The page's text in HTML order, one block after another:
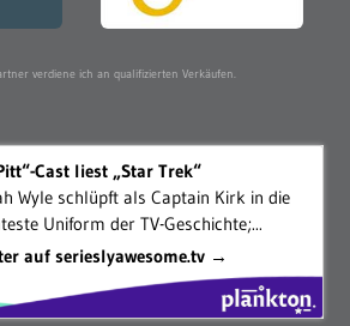
verdiene ich an qualifizierten Verkäufen.
Cast liest „Star Trek“
Wyle schlüpft als Captain Kirk in die
Uniform der TV-Geschichte;...
auf serieslyawesome.tv →